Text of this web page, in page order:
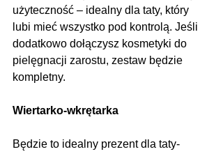
użyteczność – idealny dla taty, który
lubi mieć wszystko pod kontrolą. Jeśli
dodatkowo dołączysz kosmetyki do
pielęgnacji zarostu, zestaw będzie
kompletny.
Wiertarko-wkrętarka
Będzie to idealny prezent dla taty-